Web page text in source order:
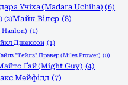
Учіха (Madara Uchiha) (6)
(2)Майк Вілер (8)
(1)
Джексон (1)
"Тейлз" Правер (Miles Prower) (0)
Ґай (Might Guy) (4)
Мейфілд (7)